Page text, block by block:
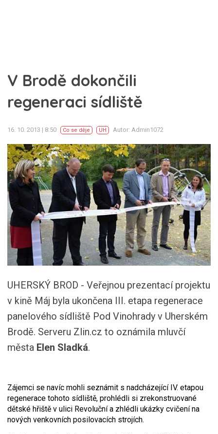
V Brodě dokončili
regeneraci sídliště
16. 10. 2013 | 8:50 Co se děje UH Autor: Admin1072
UHERSKÝ BROD - Veřejnou prezentací projektu
v kině Máj byla ukončena III. etapa regenerace
panelového sídliště Pod Vinohrady v Uherském
Brodě. Serveru Zlin.cz to oznámila mluvčí
města Elen Sladká.
Zájemci se navíc mohli seznámit s nadcházející IV. etapou
regenerace tohoto sídliště, prohlédli si zrekonstruované
dětské hřiště v ulici Revoluční a zhlédli ukázky cvičení na
nových venkovních posilovacích strojích.